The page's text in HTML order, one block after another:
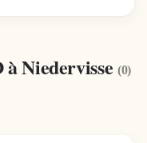
à Niedervisse (0)